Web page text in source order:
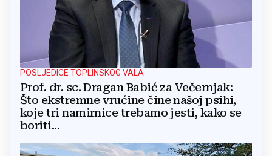
POSLJEDICE TOPLINSKOG VALA
Prof. dr. sc. Dragan Babić za Večernjak:
Što ekstremne vrućine čine našoj psihi,
koje tri namirnice trebamo jesti, kako se
boriti...